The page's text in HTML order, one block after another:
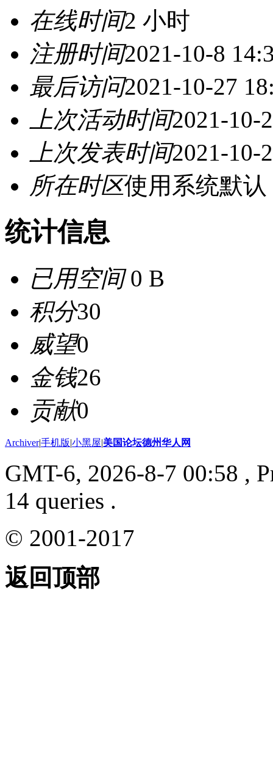
在线时间2 小时
注册时间2021-10-8
最后访问2021-10-27
上次活动时间2021-10-
上次发表时间2021-10-
所在时区使用系统默认
统计信息
已用空间0 B
积分30
威望0
金钱26
贡献0
Archiver|手机版|小黑屋|美国论坛德州华人网
GMT-6, 2026-8-7 00:58 ,
14 queries .
© 2001-2017
返回顶部